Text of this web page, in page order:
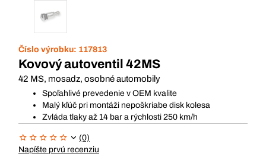
Číslo výrobku: 117813
Kovový autoventil 42MS
42 MS, mosadz, osobné automobily
Spoľahlivé prevedenie v OEM kvalite
Malý kľúč pri montáži nepoškriabe disk kolesa
Zvláda tlaky až 14 bar a rýchlosti 250 km/h
(0)
Napíšte prvú recenziu